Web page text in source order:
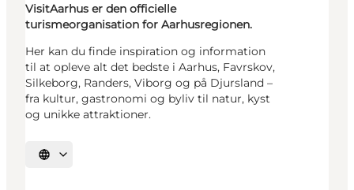
VisitAarhus er den officielle
turismeorganisation for Aarhusregionen.
Her kan du finde inspiration og information
til at opleve alt det bedste i Aarhus, Favrskov,
Silkeborg, Randers, Viborg og på Djursland –
fra kultur, gastronomi og byliv til natur, kyst
og unikke attraktioner.
Vælg sprog